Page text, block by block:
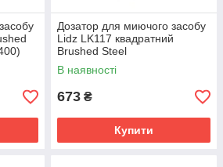
Дозатор для миючого засобу
Lidz LK117 квадратний
Brushed Steel
(LDLK117BRU46399)
В наявності
673 ₴
Купити